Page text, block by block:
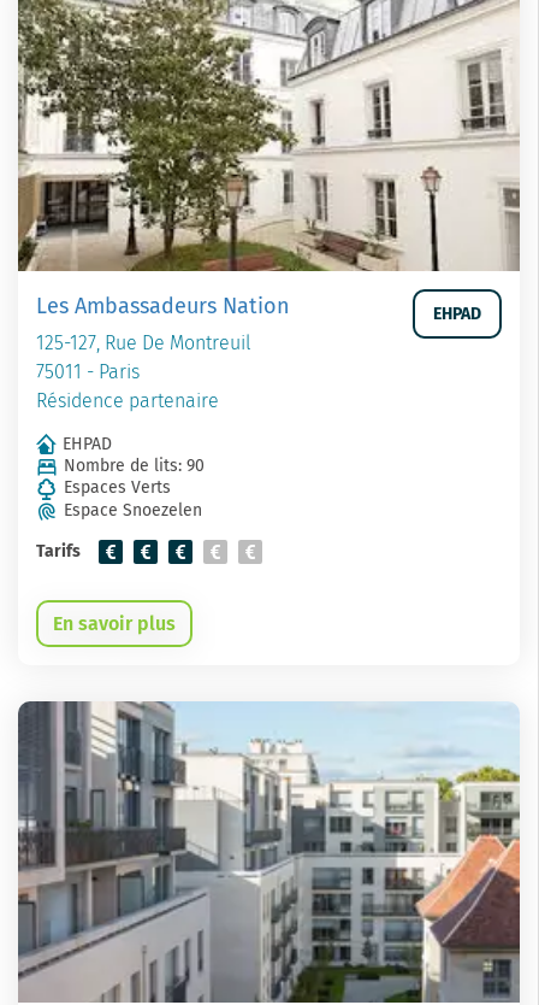
Les Ambassadeurs Nation
125-127, Rue De Montreuil
75011 - Paris
Résidence partenaire
EHPAD
EHPAD
Nombre de lits: 90
Espaces Verts
Espace Snoezelen
Tarifs
En savoir plus